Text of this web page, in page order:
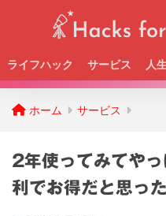
ライフハック サービス 人生
Beckの活動＆
ホーム サービス
2年使ってみてや
利でお得だと思っ